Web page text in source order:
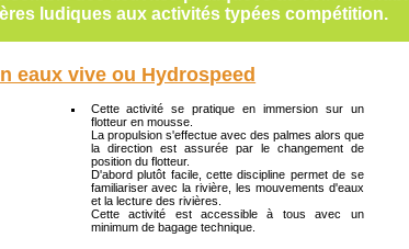
ludiques aux activités typées compétition.
eaux vive ou Hydrospeed
Cette activité se pratique en immersion sur un
flotteur en mousse.
La propulsion s'effectue avec des palmes alors que
la direction est assurée par le changement de
position du flotteur.
D'abord plutôt facile, cette discipline permet de se
familiariser avec la rivière, les mouvements d'eaux
et la lecture des rivières.
Cette activité est accessible à tous avec un
minimum de bagage technique.